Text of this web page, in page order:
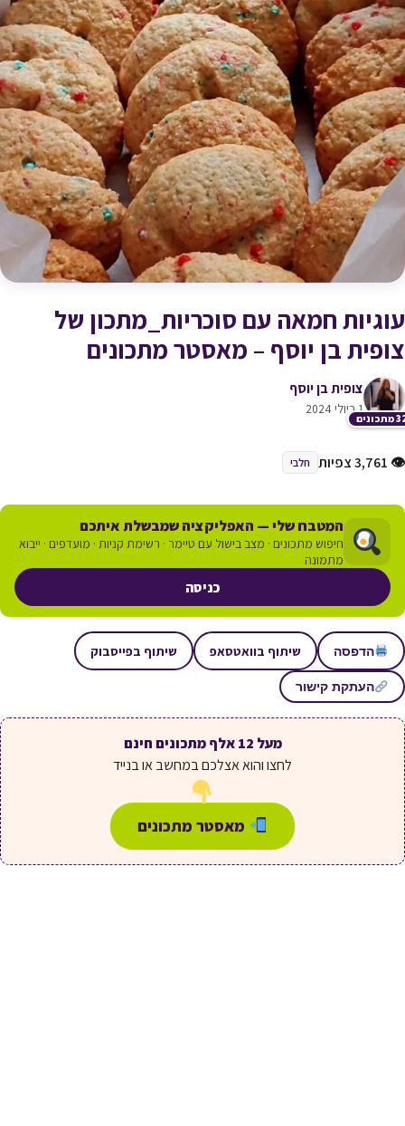
עוגיות חמאה עם סוכריות_מתכון של
צופית בן יוסף – מאסטר מתכונים
צופית בן יוסף
1 ביולי 2024
👁 3,761 צפיות חלבי
המטבח שלי — האפליקציה שמבשלת איתכם
חיפוש מתכונים · מצב בישול עם טיימר · רשימת קניות · מועדפים · ייבוא
מתמונה
כניסה
הדפסה שיתוף בוואטסאפ שיתוף בפייסבוק
העתקת קישור
מעל 12 אלף מתכונים חינם
לחצו והוא אצלכם במחשב או בנייד
מאסטר מתכונים